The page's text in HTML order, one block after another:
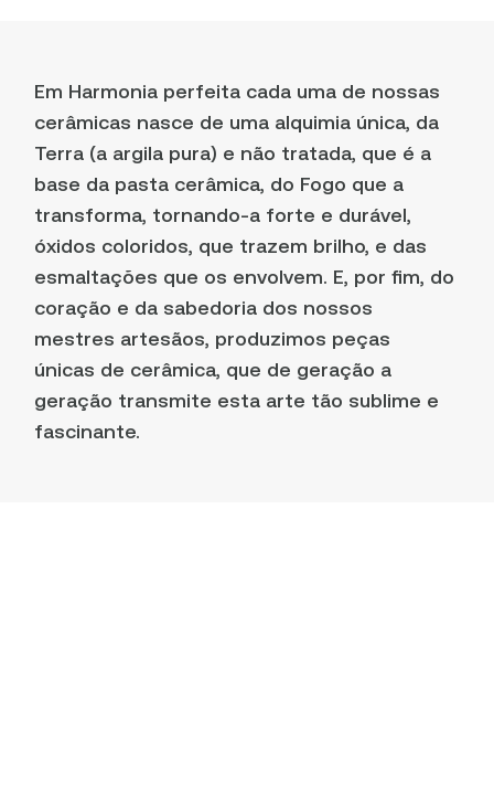
Em Harmonia perfeita cada uma de nossas
cerâmicas nasce de uma alquimia única, da
Terra (a argila pura) e não tratada, que é a
base da pasta cerâmica, do Fogo que a
transforma, tornando-a forte e durável,
óxidos coloridos, que trazem brilho, e das
esmaltações que os envolvem. E, por fim, do
coração e da sabedoria dos nossos
mestres artesãos, produzimos peças
únicas de cerâmica, que de geração a
geração transmite esta arte tão sublime e
fascinante.